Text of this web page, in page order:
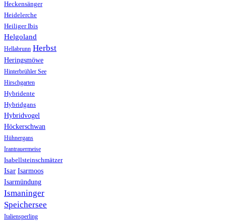
Heckensänger
Heidelerche
Heiliger Ibis
Helgoland
Hellabrunn Herbst
Heringsmöwe
Hinterbrühler See
Hirschgarten
Hybridente
Hybridgans
Hybridvogel
Höckerschwan
Hühnergans
Irantrauermeise
Isabellsteinschmätzer
Isar Isarmoos
Isarmündung
Ismaninger
Speichersee
Italiensperling